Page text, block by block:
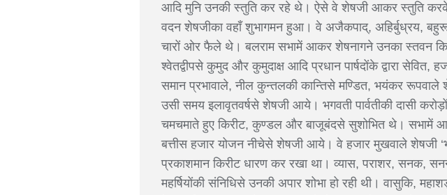
आदि मुनि उनकी स्तुति कर रहे थे। ऐसे वे शेषजी आकर स्तुति
वदन शेषजीका वहाँ शुभागमन हुआ। वे अजैकपाद्, अहिर्बुध्रय,
चारों ओर फैले थे। बलराम सभामें आकर शेषनागने उनका स्तवन
श्वेतद्वीपसे कुमुद और कुमुदाक्ष आदि प्रधान पार्षदोंके द्वारा सेवित,
समान प्रभावाले, नील कुन्तलकी कान्तिसे मण्डित, भयंकर
उसी समय इलावृतवर्षसे शेषजी आये। भगवती पार्वतीकी दासी
चमचमाते हुए किरीट, कुण्डल और बाजूबंदसे सुशोभित थे। सभामें
बत्तीस हजार योजन नीचेसे शेषजी आये। वे हजार मुखवाले शेषजी
प्रकाशमान किरीट धारण कर रखा था। व्यास, पराशर, सनक,
महर्षियोंकी संनिधिसे उनकी अपार शोभा हो रही थी।